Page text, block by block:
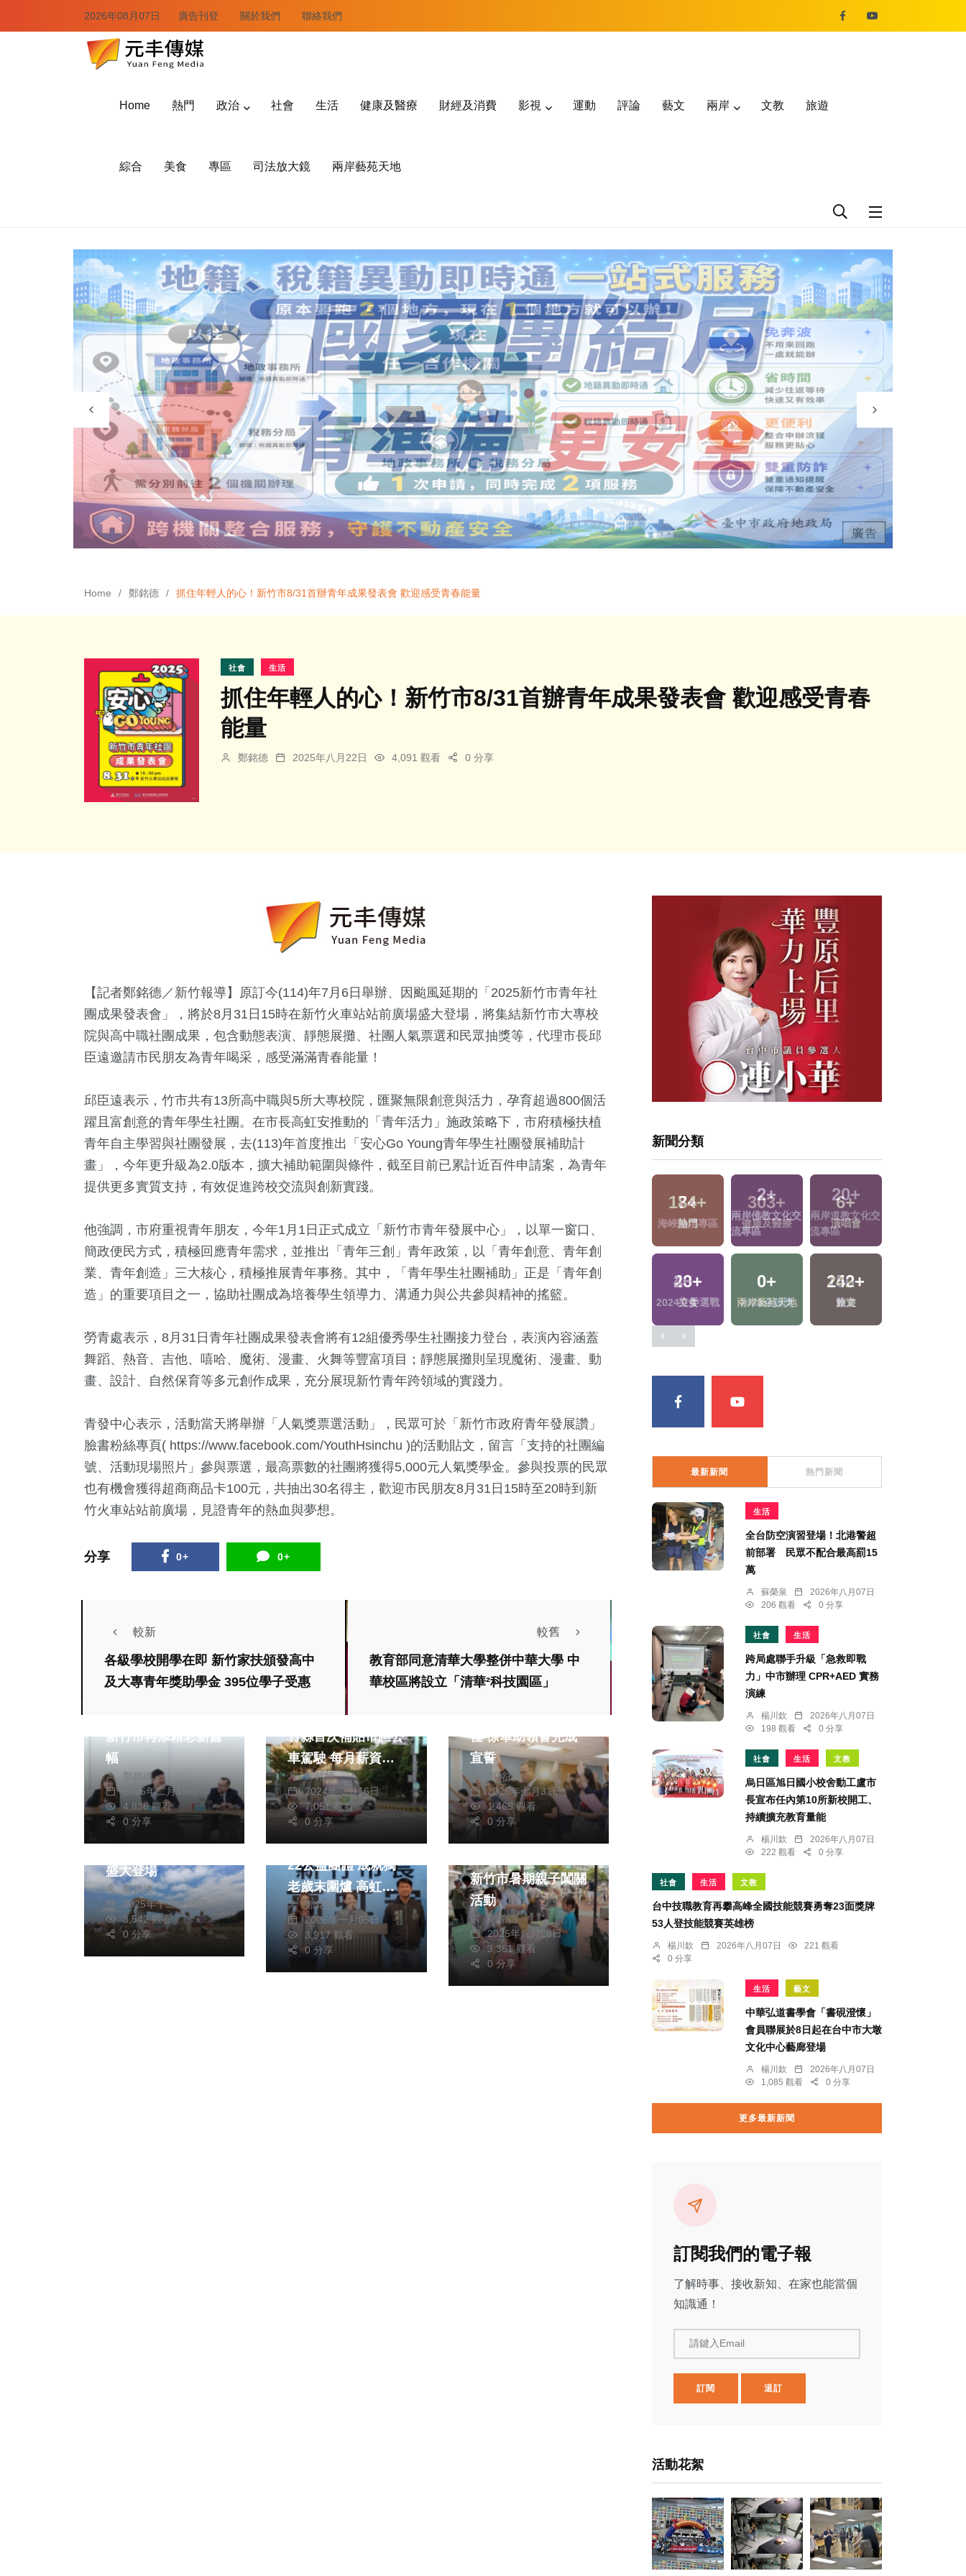
2026年08月07日 廣告刊登 關於我們 聯絡我們
Home 熱門 政治 社會 生活 健康及醫療 財經及消費 影視 運動 評論 藝文 兩岸 文教 旅遊
綜合 美食 專區 司法放大鏡 兩岸藝苑天地
Home 鄭銘德 抓住年輕人的心！新竹市8/31首辦青年成果發表會 歡迎感受青春能量
社會 生活
抓住年輕人的心！新竹市8/31首辦青年成果發表會 歡迎感受青春
能量
鄭銘德 2025年八月22日 4,091 觀看 0 分享
【記者鄭銘德／新竹報導】原訂今(114)年7月6日舉辦、因颱風延期的「2025新竹市青年社
團成果發表會」，將於8月31日15時在新竹火車站站前廣場盛大登場，將集結新竹市大專校
院與高中職社團成果，包含動態表演、靜態展攤、社團人氣票選和民眾抽獎等，代理市長邱
臣遠邀請市民朋友為青年喝采，感受滿滿青春能量！
邱臣遠表示，竹市共有13所高中職與5所大專校院，匯聚無限創意與活力，孕育超過800個活
躍且富創意的青年學生社團。在市長高虹安推動的「青年活力」施政策略下，市府積極扶植
青年自主學習與社團發展，去(113)年首度推出「安心Go Young青年學生社團發展補助計
畫」，今年更升級為2.0版本，擴大補助範圍與條件，截至目前已累計近百件申請案，為青年
提供更多實質支持，有效促進跨校交流與創新實踐。
他強調，市府重視青年朋友，今年1月1日正式成立「新竹市青年發展中心」，以單一窗口、
簡政便民方式，積極回應青年需求，並推出「青年三創」青年政策，以「青年創意、青年創
業、青年創造」三大核心，積極推展青年事務。其中，「青年學生社團補助」正是「青年創
造」的重要項目之一，協助社團成為培養學生領導力、溝通力與公共參與精神的搖籃。
勞青處表示，8月31日青年社團成果發表會將有12組優秀學生社團接力登台，表演內容涵蓋
舞蹈、熱音、吉他、嘻哈、魔術、漫畫、火舞等豐富項目；靜態展攤則呈現魔術、漫畫、動
畫、設計、自然保育等多元創作成果，充分展現新竹青年跨領域的實踐力。
青發中心表示，活動當天將舉辦「人氣獎票選活動」，民眾可於「新竹市政府青年發展讚」
臉書粉絲專頁( https://www.facebook.com/YouthHsinchu )的活動貼文，留言「支持的社團編
號、活動現場照片」參與票選，最高票數的社團將獲得5,000元人氣獎學金。參與投票的民眾
也有機會獲得超商商品卡100元，共抽出30名得主，歡迎市民朋友8月31日15時至20時到新
竹火車站站前廣場，見證青年的熱血與夢想。
分享 0+ 0+
較新
各級學校開學在即 新竹家扶頒發高中
及大專青年獎助學金 395位學子受惠
較舊
教育部同意清華大學整併中華大學 中
華校區將設立「清華²科技園區」
藝文
新竹市再添精彩新篇
幅
鄭銘德
2025年二月19日
4,836 觀看
0 分享
生活
新春大紅包來了！新
竹縣首次補貼市區公
車駕駛 每月薪資加1
萬 鄭銘德
2024年二月16日
7,051 觀看
0 分享
文教
任 徐華助領誓完成
宣誓
鄭銘德
2026年七月31日
1,465 觀看
0 分享
生活 旅遊
晴空萬里 新豐地瓜
盛大登場
鄭銘德
2025年十二月06日
3,542 觀看
0 分享
社會
新竹芙洛麗飯店攜手
22公益團體 成就獨
老歲末圍爐 高虹安
致謝再加碼社福
鄭銘德
2026年一月05日
3,917 觀看
0 分享
新竹市暑期親子闖關
活動
鄭銘德
2025年八月28日
3,361 觀看
0 分享
新聞分類
運動
1+
化專區
+
2024總統大選
12+
司法放大鏡
綜藝 兩岸 熱門
流專區
20+
2024立委選戰
0+
兩岸藝苑天地
242
7+
海峽論壇專區
303+
健康及醫療
20+
兩岸道教文化交
流專區
43+
美食
0+
2023金鐘獎
150+
藝文
最新新聞 熱門新聞
生活
全台防空演習登場！北港警超
前部署 民眾不配合最高罰15
萬
蘇榮泉
2026年八月07日
206 觀看
0 分享
社會 生活
跨局處聯手升級「急救即戰
力」中市辦理 CPR+AED 實務
演練
楊川欽
2026年八月07日
198 觀看
0 分享
社會 生活 文教
烏日區旭日國小校舍動工盧市
長宣布任內第10所新校開工、
持續擴充教育量能
楊川欽
2026年八月07日
222 觀看
0 分享
社會 生活 文教
台中技職教育再攀高峰全國技能競賽勇奪23面獎牌
53人登技能競賽英雄榜
楊川欽 2026年八月07日
221 觀看
0 分享
生活 藝文
中華弘道書學會「書硯澄懷」
會員聯展於8日起在台中市大墩
文化中心藝廊登場
楊川欽
2026年八月07日
1,085 觀看
0 分享
更多最新新聞
訂閱我們的電子報
了解時事、接收新知、在家也能當個
知識通！
請鍵入Email
訂閱 退訂
活動花絮